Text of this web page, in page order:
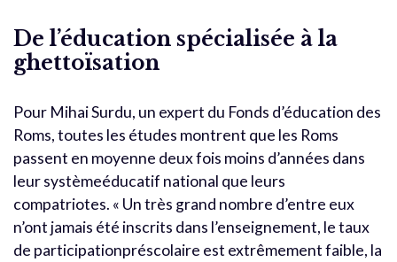
De l’éducation spécialisée à la
ghettoïsation
Pour Mihai Surdu, un expert du Fonds d’éducation des
Roms, toutes les études montrent que les Roms
passent en moyenne deux fois moins d’années dans
leur systèmeéducatif national que leurs
compatriotes. « Un très grand nombre d’entre eux
n’ont jamais été inscrits dans l’enseignement, le taux
de participationpréscolaire est extrêmement faible, la